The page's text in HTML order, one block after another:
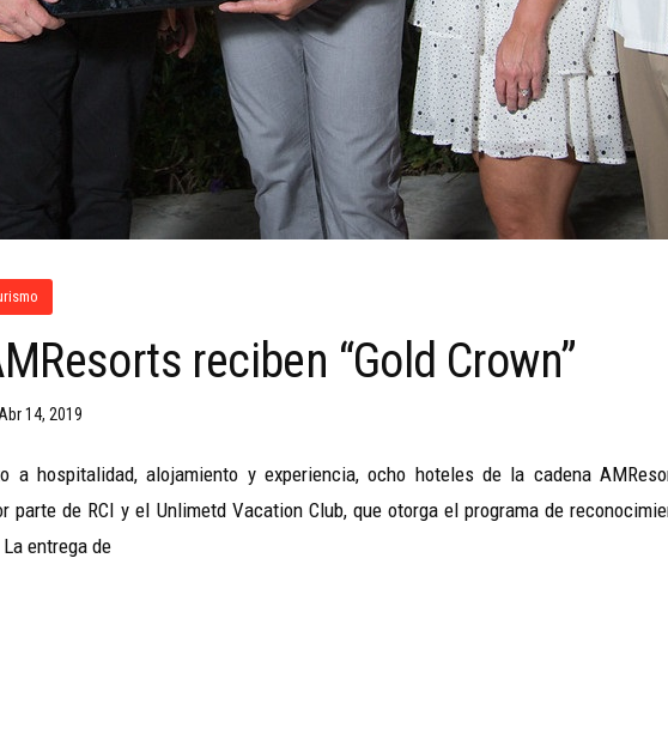
reciben “Gold Crown”
Abr 14, 2019
a hospitalidad, alojamiento y experiencia, ocho hoteles de la cadena
parte de RCI y el Unlimetd Vacation Club, que otorga el programa de
entrega de